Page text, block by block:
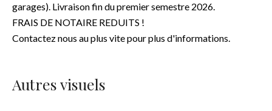
garages). Livraison fin du premier semestre 2026.
FRAIS DE NOTAIRE REDUITS !
Contactez nous au plus vite pour plus d'informations.
Autres visuels